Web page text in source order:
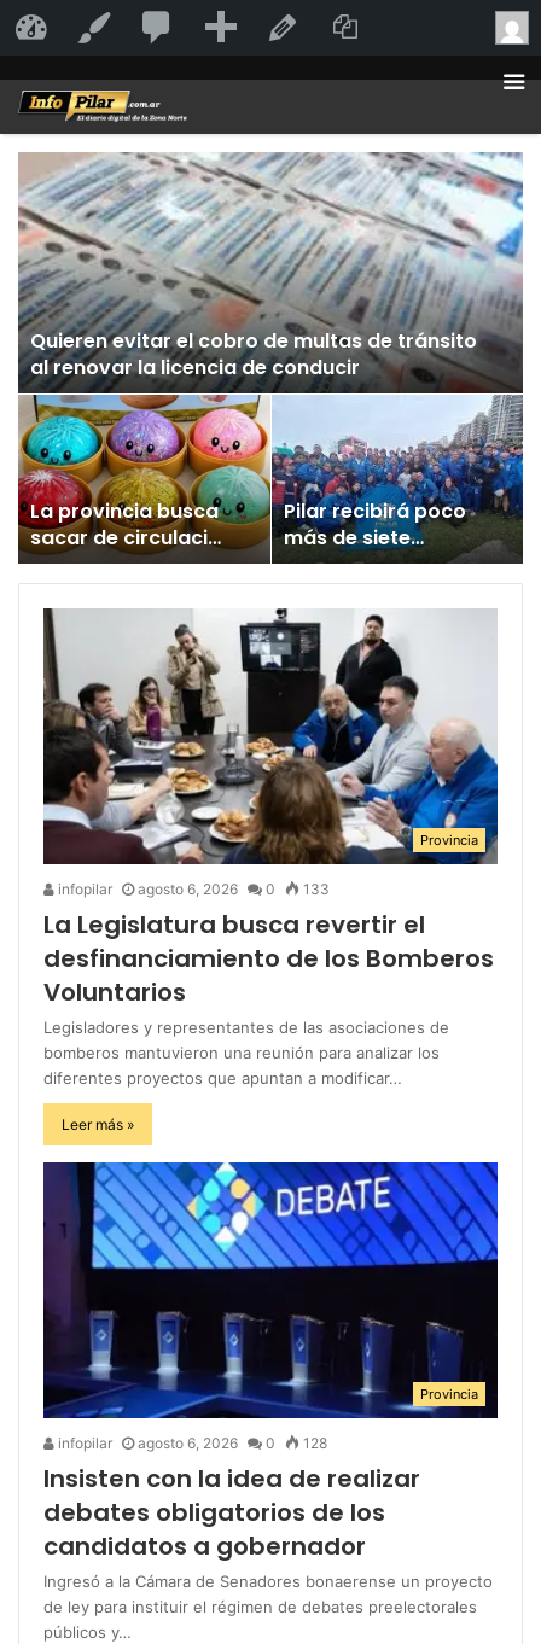
Quieren evitar el cobro de multas de tránsito
al renovar la licencia de conducir
La provincia busca
sacar de circulación
un juguete
«altamente tóxico»
Pilar recibirá poco
más de siete
millones para los
Juegos
Bonaerenses
Provincia
infopilar agosto 6, 2026 0 133
La Legislatura busca revertir el
desfinanciamiento de los Bomberos
Voluntarios
Legisladores y representantes de las asociaciones de
bomberos mantuvieron una reunión para analizar los
diferentes proyectos que apuntan a modificar…
Leer más »
Provincia
infopilar agosto 6, 2026 0 128
Insisten con la idea de realizar
debates obligatorios de los
candidatos a gobernador
Ingresó a la Cámara de Senadores bonaerense un proyecto
de ley para instituir el régimen de debates preelectorales
públicos y…
InfoPilar Personalizar
moderación
Añadir Duplicate